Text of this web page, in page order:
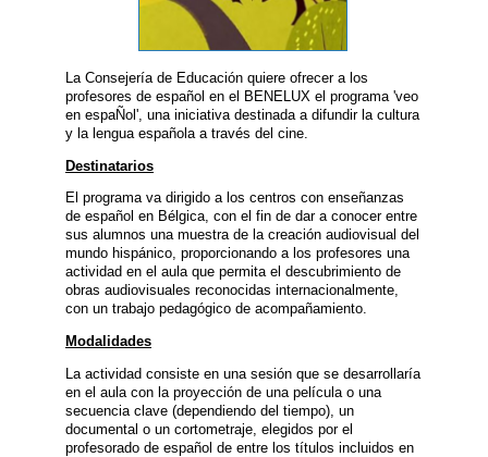
La Consejería de Educación quiere ofrecer a los
profesores de español en el BENELUX el programa 'veo
en espaÑol', una iniciativa destinada a difundir la cultura
y la lengua española a través del cine.
Destinatarios
El programa va dirigido a los centros con enseñanzas
de español en Bélgica, con el fin de dar a conocer entre
sus alumnos una muestra de la creación audiovisual del
mundo hispánico, proporcionando a los profesores una
actividad en el aula que permita el descubrimiento de
obras audiovisuales reconocidas internacionalmente,
con un trabajo pedagógico de acompañamiento.
Modalidades
La actividad consiste en una sesión que se desarrollaría
en el aula con la proyección de una película o una
secuencia clave (dependiendo del tiempo), un
documental o un cortometraje, elegidos por el
profesorado de español de entre los títulos incluidos en